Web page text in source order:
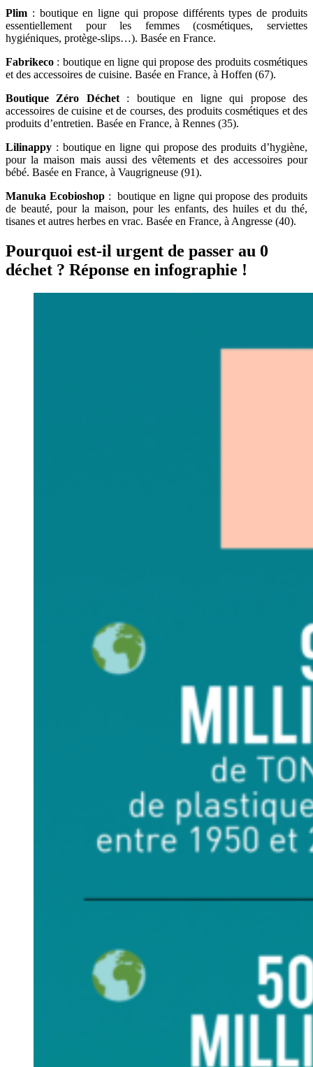
Plim : boutique en ligne qui propose différents types de produits
essentiellement pour les femmes (cosmétiques, serviettes
hygiéniques, protège-slips…). Basée en France.
Fabrikeco : boutique en ligne qui propose des produits cosmétiques
et des accessoires de cuisine. Basée en France, à Hoffen (67).
Boutique Zéro Déchet : boutique en ligne qui propose des
accessoires de cuisine et de courses, des produits cosmétiques et des
produits d’entretien. Basée en France, à Rennes (35).
Lilinappy : boutique en ligne qui propose des produits d’hygiène,
pour la maison mais aussi des vêtements et des accessoires pour
bébé. Basée en France, à Vaugrigneuse (91).
Manuka Ecobioshop : boutique en ligne qui propose des produits
de beauté, pour la maison, pour les enfants, des huiles et du thé,
tisanes et autres herbes en vrac. Basée en France, à Angresse (40).
Pourquoi est-il urgent de passer au 0
déchet ? Réponse en infographie !